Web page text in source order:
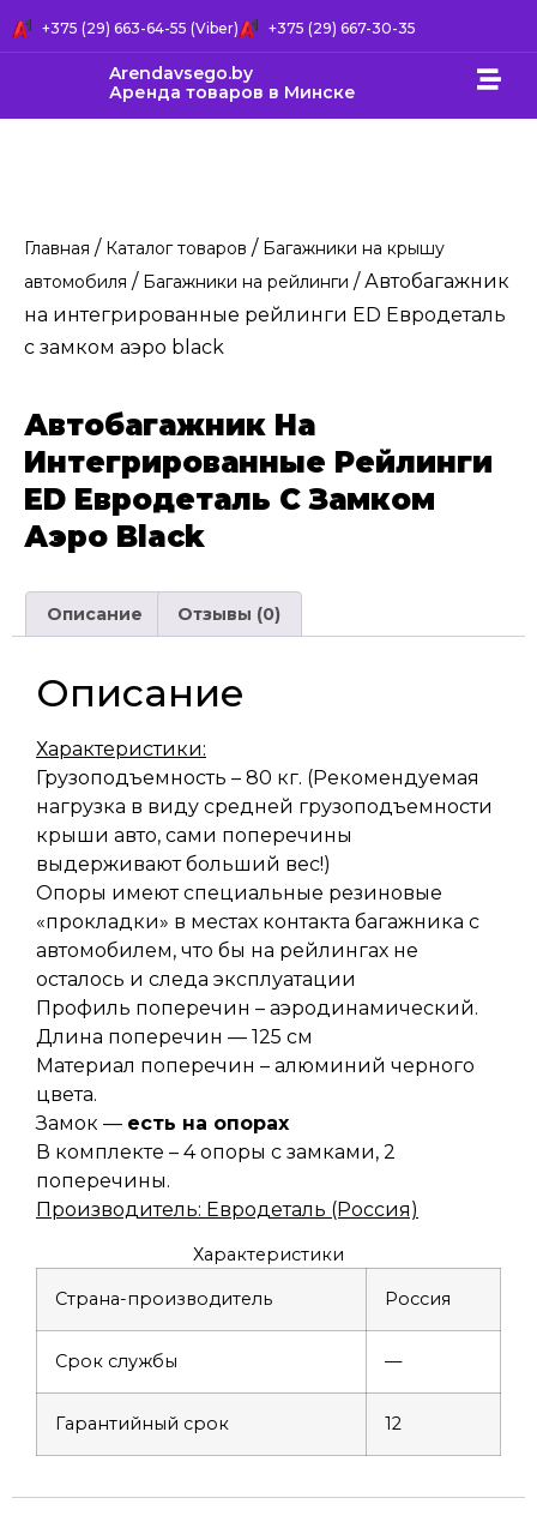
+375 (29) 663-64-55 (Viber) +375 (29) 667-30-35
Arendavsego.by
Аренда товаров в Минске
Главная / Каталог товаров / Багажники на крышу
автомобиля / Багажники на рейлинги / Автобагажник
на интегрированные рейлинги ED Евродеталь
с замком аэро black
Автобагажник На
Интегрированные Рейлинги
ED Евродеталь С Замком
Аэро Black
Описание Отзывы (0)
Описание
Характеристики:
Грузоподъемность – 80 кг. (Рекомендуемая
нагрузка в виду средней грузоподъемности
крыши авто, сами поперечины
выдерживают больший вес!)
Опоры имеют специальные резиновые
«прокладки» в местах контакта багажника с
автомобилем, что бы на рейлингах не
осталось и следа эксплуатации
Профиль поперечин – аэродинамический.
Длина поперечин — 125 см
Материал поперечин – алюминий черного
цвета.
Замок — есть на опорах
В комплекте – 4 опоры с замками, 2
поперечины.
Производитель: Евродеталь (Россия)
Характеристики
Страна-производитель Россия
Срок службы —
Гарантийный срок 12